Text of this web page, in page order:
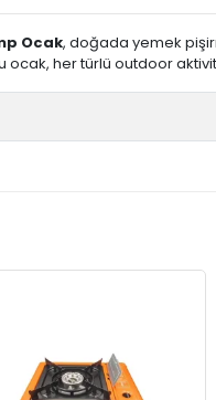
Ocak, doğada yemek
her türlü outdoor